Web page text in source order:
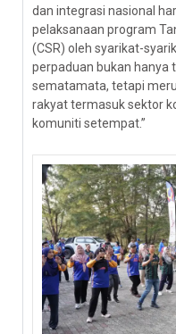
dan integrasi nasional
pelaksanaan program
(CSR) oleh syarikat-
perpaduan bukan hanya
sematamata, tetapi
rakyat termasuk sektor
komuniti setempat.”